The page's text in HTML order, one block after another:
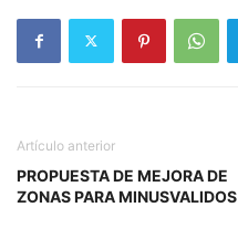
Artículo anterior
PROPUESTA DE MEJORA DE
ZONAS PARA MINUSVALIDOS